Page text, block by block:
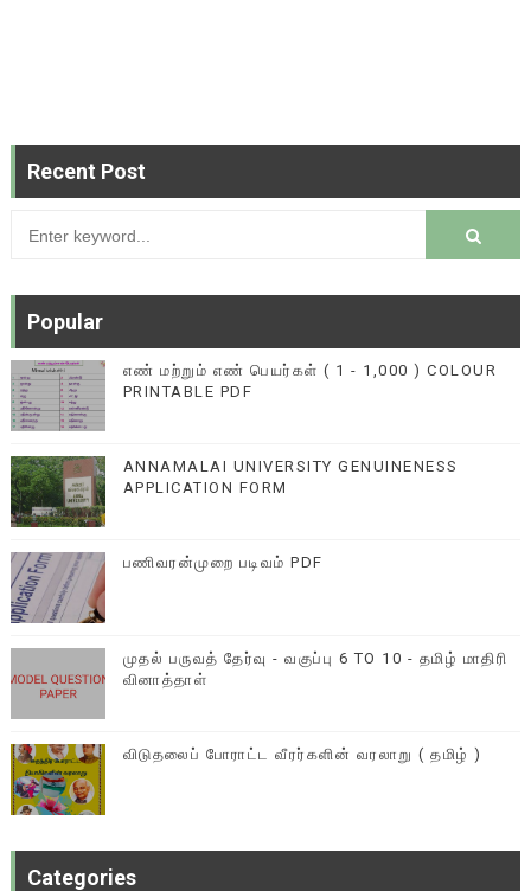
Recent Post
Popular
எண் மற்றும் எண் பெயர்கள் ( 1 - 1,000 ) COLOUR
PRINTABLE PDF
ANNAMALAI UNIVERSITY GENUINENESS
APPLICATION FORM
பணிவரன்முறை படிவம் PDF
முதல் பருவத் தேர்வு - வகுப்பு 6 TO 10 - தமிழ் மாதிரி
வினாத்தாள்
விடுதலைப் போராட்ட வீரர்களின் வரலாறு ( தமிழ் )
Categories